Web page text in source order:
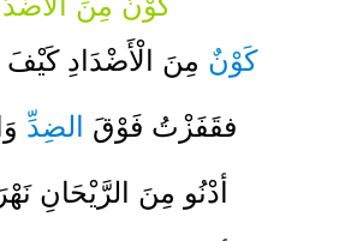
كَوْنٌ مِنَ الْأَضْدَادِ
فقَفَزْتُ فَوْقَ الضِدِّ
أدْنُو مِنَ الرَّيْحَانِ